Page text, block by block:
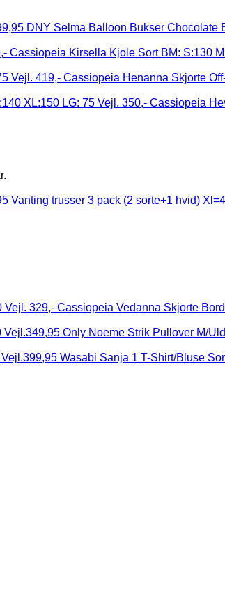
DNY Selma Balloon Bukser Chocolate
Cassiopeia Kirsella Kjole Sort BM: S:130
Cassiopeia Henanna Skjorte
Cassiopeia
Vanting trusser 3 pack (2 sorte+1 hvid)
Cassiopeia Vedanna Skjorte
Only Noeme Strik Pullover M/
Wasabi Sanja 1 T-Shirt/Bluse